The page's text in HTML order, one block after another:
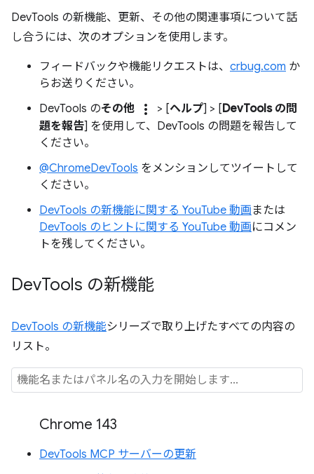
DevTools の新機能、更新、その他の関連事項について話
し合うには、次のオプションを使用します。
フィードバックや機能リクエストは、 crbug.com か
らお送りください。
DevTools のその他 more_vert > [ヘルプ] > [DevTools の問
題を報告] を使用して、DevTools の問題を報告して
ください。
@ChromeDevTools をメンションしてツイートして
ください。
DevTools の新機能に関する YouTube 動画 または
DevTools のヒントに関する YouTube 動画にコメン
トを残してください。
DevTools の新機能
DevTools の新機能シリーズで取り上げたすべての内容の
リスト。
Chrome 143
DevTools MCP サーバーの更新